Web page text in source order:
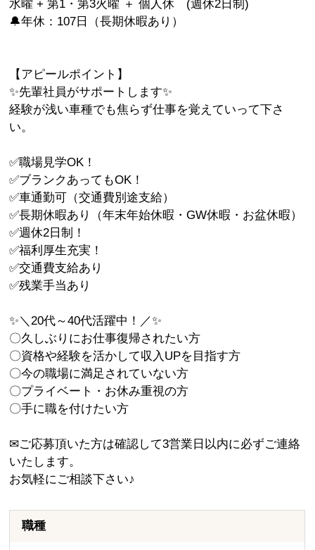
水曜 + 第1・第3火曜 ＋ 個人休 (週休2日制)
🔔年休：107日（長期休暇あり）
【アピールポイント】
✨先輩社員がサポートします✨
経験が浅い車種でも焦らず仕事を覚えていって下さ
い。
✅職場見学OK！
✅ブランクあってもOK！
✅車通勤可（交通費別途支給）
✅長期休暇あり（年末年始休暇・GW休暇・お盆休暇）
✅週休2日制！
✅福利厚生充実！
✅交通費支給あり
✅残業手当あり
✨＼20代～40代活躍中！／✨
〇久しぶりにお仕事復帰されたい方
〇資格や経験を活かして収入UPを目指す方
〇今の職場に満足されていない方
〇プライベート・お休み重視の方
〇手に職を付けたい方
✉ご応募頂いた方は確認して3営業日以内に必ずご連絡
いたします。
お気軽にご相談下さい♪
職種